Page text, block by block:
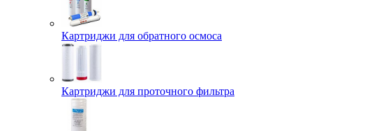
Картриджи для обратного осмоса
Картриджи для проточного фильтра